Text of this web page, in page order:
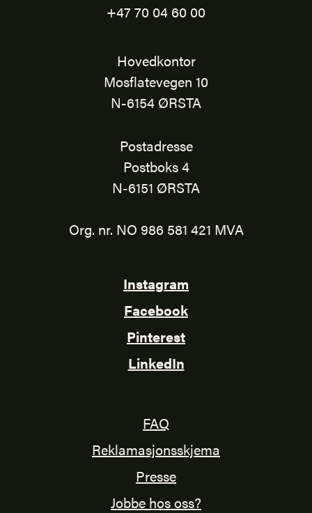
+47 70 04 60 00
Hovedkontor
Mosflatevegen 10
N-6154 ØRSTA
Postadresse
Postboks 4
N-6151 ØRSTA
Org. nr. NO 986 581 421 MVA
Instagram
Facebook
Pinterest
LinkedIn
FAQ
Reklamasjonsskjema
Presse
Jobbe hos oss?